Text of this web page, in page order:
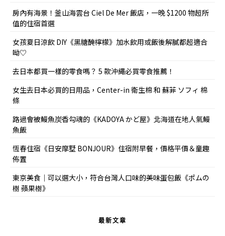
房內有海景！釜山海雲台 Ciel De Mer 飯店，一晚 $1200 物超所
值的住宿首選
女孩夏日涼飲 DIY《黑糖醃檸檬》加水飲用或飯後解膩都超適合
呦♡
去日本都買一樣的零食嗎？ 5 款沖繩必買零食推薦！
女生去日本必買的日用品，Center-in 衛生棉 和 蘇菲 ソフィ 棉
條
路過會被鰻魚炭香勾魂的《KADOYA かど屋》北海道在地人氣鰻
魚飯
恆春住宿《日安摩墅 BONJOUR》住宿附早餐，價格平價＆童趣
佈置
東京美食｜可以選大小，符合台灣人口味的美味蛋包飯《ポムの
樹 蘋果樹》
最新文章